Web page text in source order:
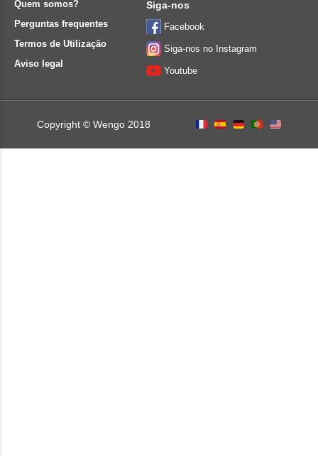
Quem somos?
Perguntas frequentes
Termos de Utilização
Aviso legal
Siga-nos
Facebook
Siga-nos no Instagram
Youtube
Copyright © Wengo 2018